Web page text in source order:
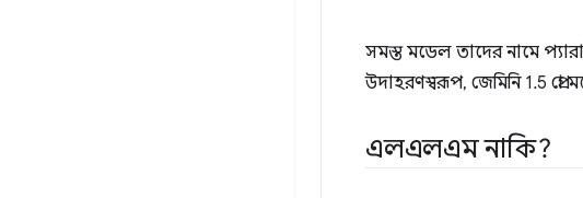
সমস্ত মডেল তাদের নামে
উদাহরণস্বরূপ, জেমিনি 1.5
এলএলএম নাকি?